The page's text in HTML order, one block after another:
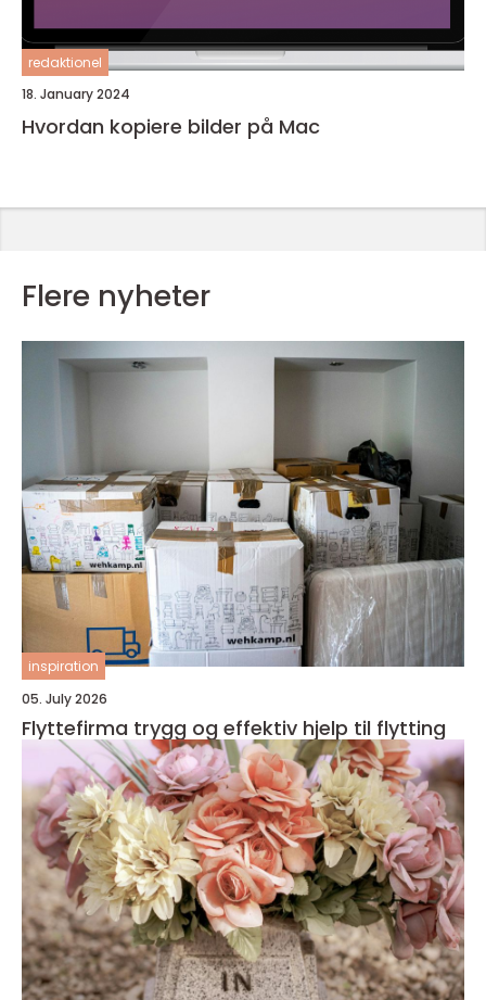
redaktionel
18. January 2024
Hvordan kopiere bilder på Mac
Flere nyheter
inspiration
05. July 2026
Flyttefirma trygg og effektiv hjelp til flytting